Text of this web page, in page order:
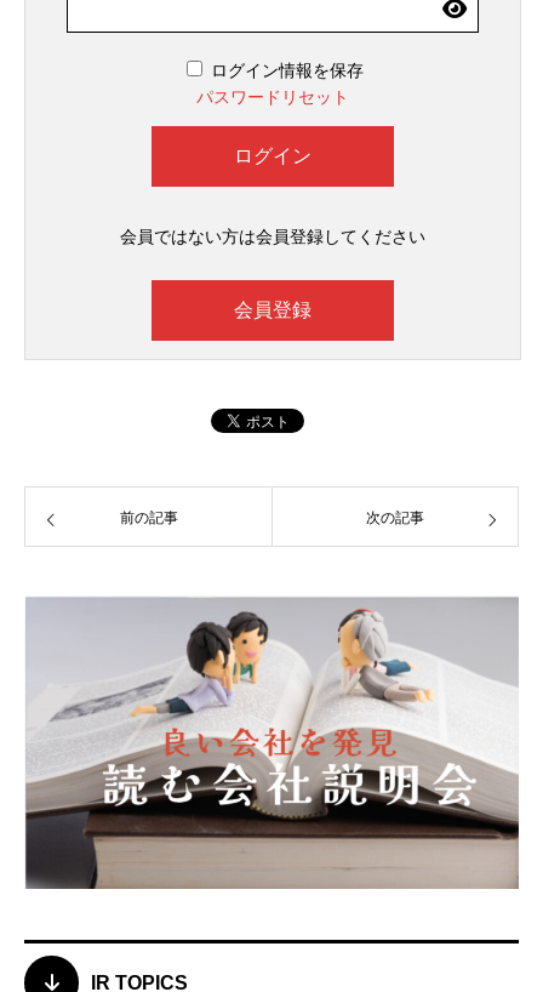
ログイン情報を保存
パスワードリセット
会員ではない方は会員登録してください
会員登録
前の記事 次の記事
IR TOPICS